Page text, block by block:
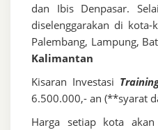
dan Ibis Denpasar.
diselenggarakan di
Palembang, Lampung,
Kalimantan
Kisaran Investasi
6.500.000,- an (**syarat
Harga setiap kota